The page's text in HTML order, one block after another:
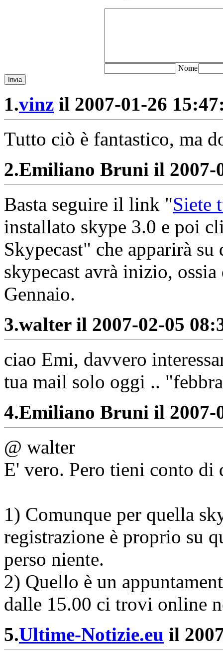
Nome
Invia
1.vinz il 2007-01-26
Tutto ciò è fantastico, ma
2.Emiliano Bruni il 2007-
Basta seguire il link "Siete
installato skype 3.0 e poi
Skypecast" che apparirà
skypecast avrà inizio,
Gennaio.
3.walter il 2007-02-05
ciao Emi, davvero
tua mail solo oggi ..
4.Emiliano Bruni il 2007-
@ walter
E' vero. Pero tieni conto di
1) Comunque per quella
registrazione è proprio su
perso niente.
2) Quello è un
dalle 15.00 ci trovi online
5.Ultime-Notizie.eu il